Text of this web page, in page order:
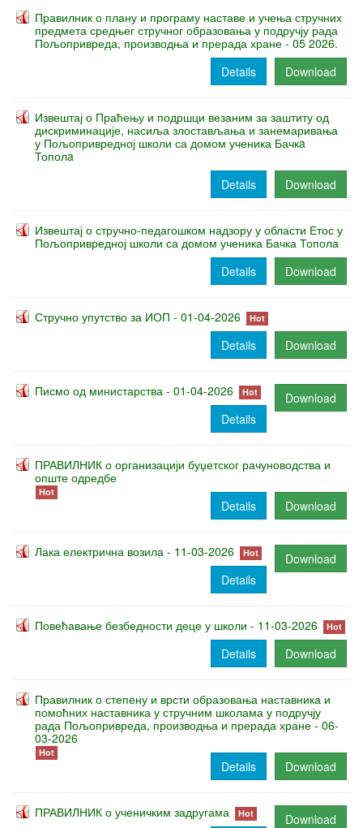
Правилник о плану и програму наставе и учења стручних
предмета средњег стручног образовања у подручју рада
Пољопривреда, производња и прерада хране - 05 2026.
Download
Details
Извештај о Праћењу и подршци везаним за заштиту од
дискриминације, насиља злостављања и занемаривања
у Пољопривредној школи са домом ученика Бачкa
Тополa
Download
Details
Извештај о стручно-педагошком надзору у области Етос у
Пољопривредној школи са домом ученика Бачка Топола
Download
Details
Стручно упутство за ИОП - 01-04-2026 Hot
Download
Details
Писмо од министарства - 01-04-2026 Hot
Download
Details
ПРАВИЛНИК о организацији буџетског рачуноводства и
опште одредбе
Hot
Download
Details
Лака електрична возила - 11-03-2026 Hot
Download
Details
Повећавање безбедности деце у школи - 11-03-2026 Hot
Download
Details
Правилник о степену и врсти образовања наставника и
помоћних наставника у стручним школама у подручју
рада Пољопривреда, производња и прерада хране - 06-
03-2026
Hot
Download
Details
ПРАВИЛНИК о ученичким задругама Hot
Download